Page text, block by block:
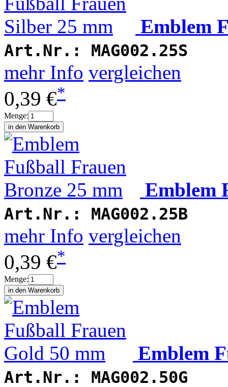
Emblem
Art.Nr.: MAG002.25S
mehr Info vergleichen
0,39 €*
Menge:
Emblem
Art.Nr.: MAG002.25B
mehr Info vergleichen
0,39 €*
Menge:
Emblem
Art.Nr.: MAG002.50G